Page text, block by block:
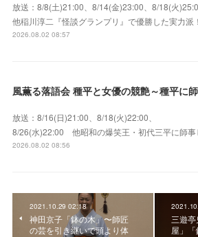
放送：8/8(土)21:00、8/14(金)23:00、8/18(火
他稲川淳二『怪談グランプリ』で優勝した実力派
2026.08.02 08:57
放送：8/16(日)21:00、8/18(火)22:00、
8/26(水)22:00 他昭和の爆笑王・初代三平に師事
2026.08.02 08:56
2021.10.29 02:18
神田京子「鉢の木」〜師匠
の芸を引き継いで頭より体
三遊
屋」